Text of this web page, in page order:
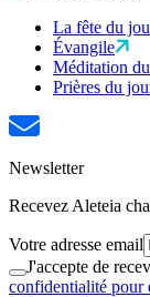
La fête du
Évangile
Méditation
Prières du
Newsletter
Recevez Aleteia
Votre adresse email
J'accepte de
confidentialité pour